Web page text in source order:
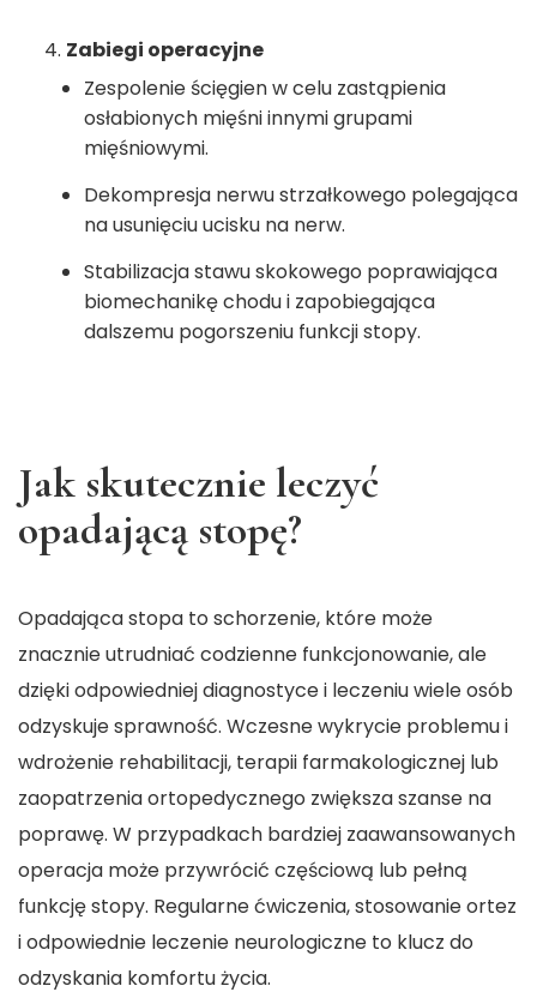
Zabiegi operacyjne
Zespolenie ścięgien w celu zastąpienia
osłabionych mięśni innymi grupami
mięśniowymi.
Dekompresja nerwu strzałkowego polegająca
na usunięciu ucisku na nerw.
Stabilizacja stawu skokowego poprawiająca
biomechanikę chodu i zapobiegająca
dalszemu pogorszeniu funkcji stopy.
Jak skutecznie leczyć
opadającą stopę?
Opadająca stopa to schorzenie, które może
znacznie utrudniać codzienne funkcjonowanie, ale
dzięki odpowiedniej diagnostyce i leczeniu wiele osób
odzyskuje sprawność. Wczesne wykrycie problemu i
wdrożenie rehabilitacji, terapii farmakologicznej lub
zaopatrzenia ortopedycznego zwiększa szanse na
poprawę. W przypadkach bardziej zaawansowanych
operacja może przywrócić częściową lub pełną
funkcję stopy. Regularne ćwiczenia, stosowanie ortez
i odpowiednie leczenie neurologiczne to klucz do
odzyskania komfortu życia.